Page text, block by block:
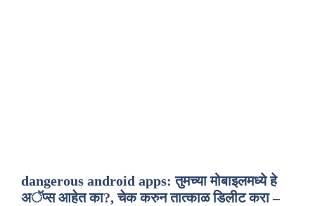
dangerous android apps: तुमच्या मोबाइलमध्ये हे
अॅप्स आहेत का?, चेक करुन तात्काळ डिलीट करा –